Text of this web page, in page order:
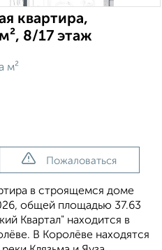
квартира,
8/17 этаж
м²
Пожаловаться
в строящемся доме
общей площадью 37.63
Квартал" находится в
В Королёве находятся